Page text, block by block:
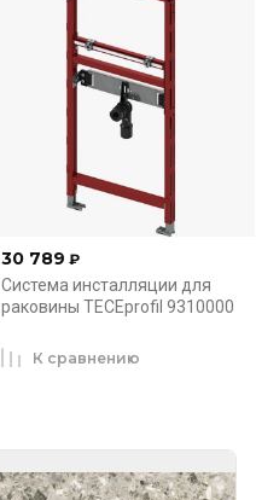
30 789 ₽
Система инсталляции для
раковины TECEprofil 9310000
К сравнению